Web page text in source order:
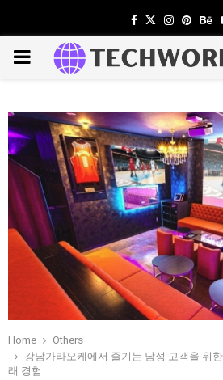
Facebook
Twitter
PRIMARY
Home
Others
강남가라오케에서 즐기는 남성 고객을 위
래 경험